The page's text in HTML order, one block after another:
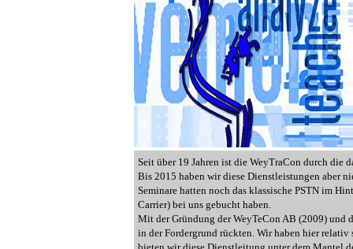
Seit über 19 Jahren ist die WeyTraCon durch die
Bis 2015 haben wir diese Dienstleistungen aber
Seminare hatten noch das klassische PSTN im
Carrier) bei uns gebucht haben.
Mit der Gründung der WeyTeCon AB (2009) und
in der Fordergrund rückten. Wir haben hier